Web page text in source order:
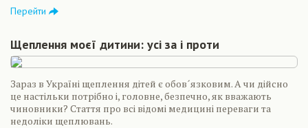
Перейти
Щеплення моєї дитини: усі за і проти
Зараз в Україні щеплення дітей є обов´язковим. А чи дійсно
це настільки потрібно і, головне, безпечно, як вважають
чиновники? Стаття про всі відомі медицині переваги та
недоліки щеплювань.